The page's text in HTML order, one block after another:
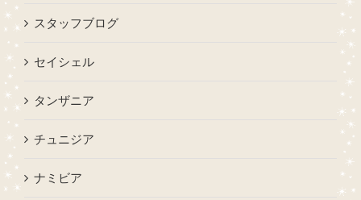
スタッフブログ
セイシェル
タンザニア
チュニジア
ナミビア